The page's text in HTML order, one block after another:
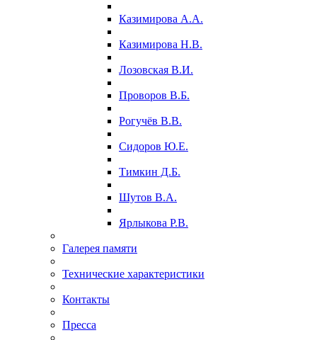
Казимирова А.А.
Казимирова Н.В.
Лозовская В.И.
Проворов В.Б.
Рогучёв В.В.
Сидоров Ю.Е.
Тимкин Д.Б.
Шутов В.А.
Ярлыкова Р.В.
Галерея памяти
Технические характеристики
Контакты
Пресса